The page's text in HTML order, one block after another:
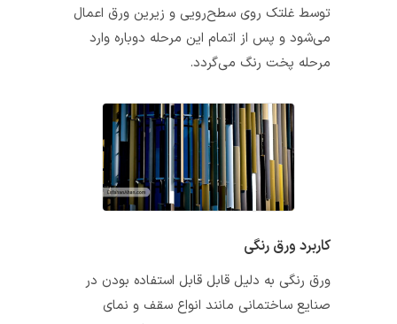
توسط غلتک روی سطح‌رویی و زیرین ورق اعمال
می‌شود و پس از اتمام این مرحله دوباره وارد
مرحله پخت رنگ می‌گردد.
کاربرد ورق رنگی
ورق رنگی به دلیل قابل قابل استفاده بودن در
صنایع ساختمانی مانند انواع سقف و نمای